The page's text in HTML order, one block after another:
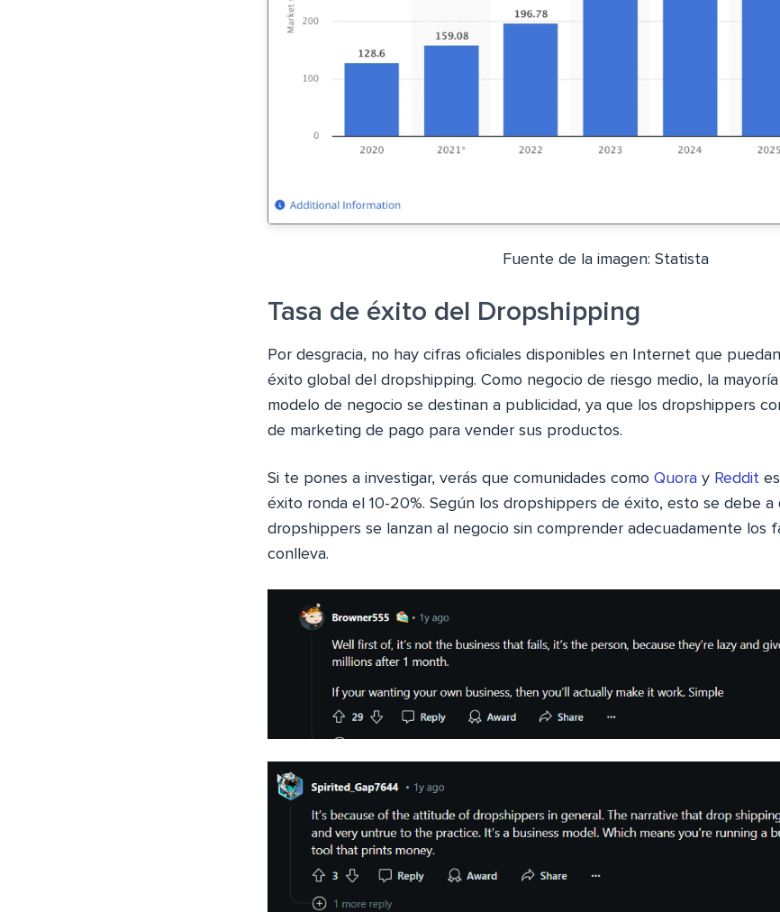
Fuente de la imagen: Statista
Tasa de éxito del Dropshipping
Por desgracia, no hay cifras oficiales disponibles en Internet que
éxito global del dropshipping. Como negocio de riesgo medio, la
modelo de negocio se destinan a publicidad, ya que los dropshippers
de marketing de pago para vender sus productos.
Si te pones a investigar, verás que comunidades como Quora y Reddit
éxito ronda el 10-20%. Según los dropshippers de éxito, esto se debe a
dropshippers se lanzan al negocio sin comprender adecuadamente los
conlleva.